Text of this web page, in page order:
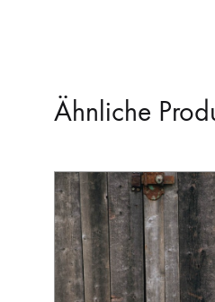
Ähnliche